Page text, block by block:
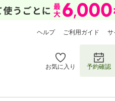
ヘルプ ご利用ガイド サ
お気に入り 予約確認